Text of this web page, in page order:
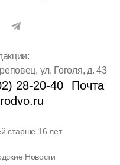
ул. Гоголя, д. 43
28-20-40
Почта
старше 16 лет
Новости